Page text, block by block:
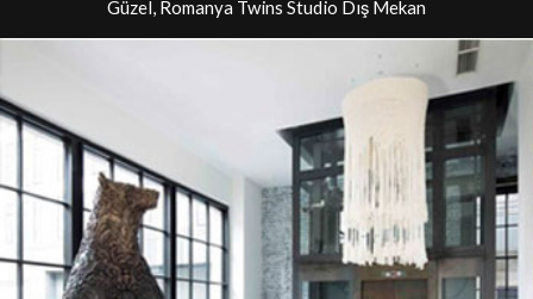
Güzel, Romanya Twins Studio Dış Mekan